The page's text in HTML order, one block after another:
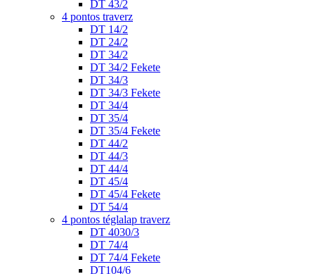
DT 43/2
4 pontos traverz
DT 14/2
DT 24/2
DT 34/2
DT 34/2 Fekete
DT 34/3
DT 34/3 Fekete
DT 34/4
DT 35/4
DT 35/4 Fekete
DT 44/2
DT 44/3
DT 44/4
DT 45/4
DT 45/4 Fekete
DT 54/4
4 pontos téglalap traverz
DT 4030/3
DT 74/4
DT 74/4 Fekete
DT104/6